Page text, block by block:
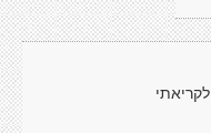
לקריאתי